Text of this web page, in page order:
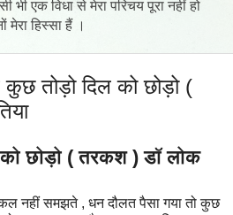
भी एक विधा से मेरा परिचय पूरा नहीं हो
हिस्सा हैं ।
तोड़ो दिल को छोड़ो (
छोड़ो ( तरकश ) डॉ लोक
नहीं समझते , धन दौलत पैसा गया तो कुछ